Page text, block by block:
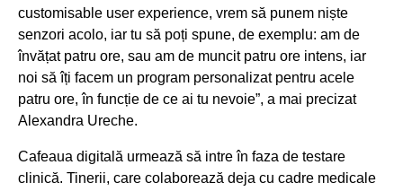
customisable user experience, vrem să punem niște
senzori acolo, iar tu să poți spune, de exemplu: am de
învățat patru ore, sau am de muncit patru ore intens, iar
noi să îți facem un program personalizat pentru acele
patru ore, în funcție de ce ai tu nevoie”, a mai precizat
Alexandra Ureche.
Cafeaua digitală urmează să intre în faza de testare
clinică. Tinerii, care colaborează deja cu cadre medicale